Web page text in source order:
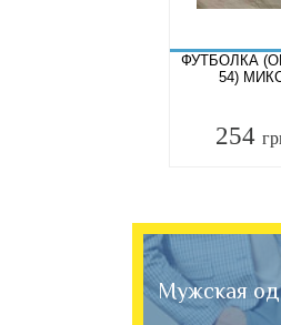
ФУТБОЛКА
54)
254
Мужская